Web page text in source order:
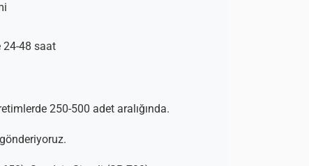
24-48 saat
250-500 adet aralığında.